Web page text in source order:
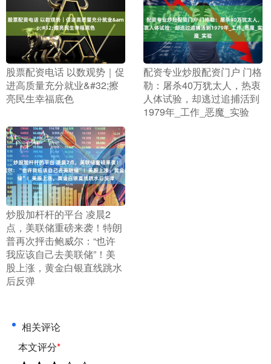
​股票配资电话 以数观势｜促
进高质量充分就业&#32;擦
亮民生幸福底色
​配资专业炒股配资门户 门格
勒：屠杀40万犹太人，热衷
人体试验，却逃过追捕活到
1979年_工作_恶魔_实验
​炒股加杆杆的平台 凌晨2
点，美联储重磅来袭！特朗
普再次抨击鲍威尔：“也许
我应该自己去美联储”！美
股上涨，黄金白银直线跳水
后反弹
相关评论
本文评分*